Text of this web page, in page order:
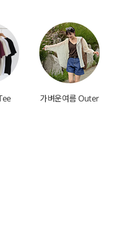
가벼운여름 Outer